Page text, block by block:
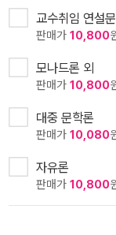
교수취임 연설문
판매가 10,800
모나드론 외
판매가 10,800
대중 문학론
판매가 10,080
자유론
판매가 10,800